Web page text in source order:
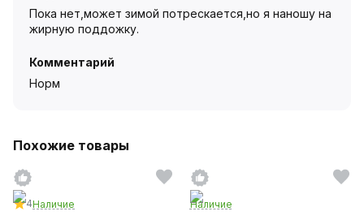
Пока нет,может зимой потрескается,но я наношу на
жирную поддожку.
Комментарий
Норм
Похожие товары
4Наличие
Наличие